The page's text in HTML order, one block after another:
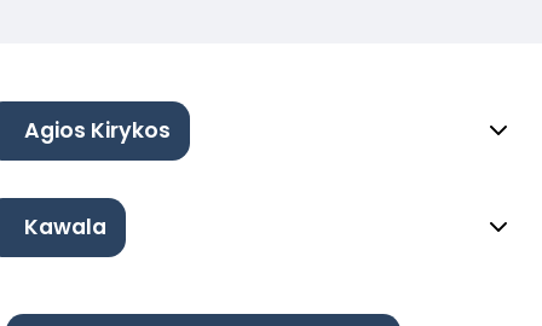
Agios Kirykos
Kawala